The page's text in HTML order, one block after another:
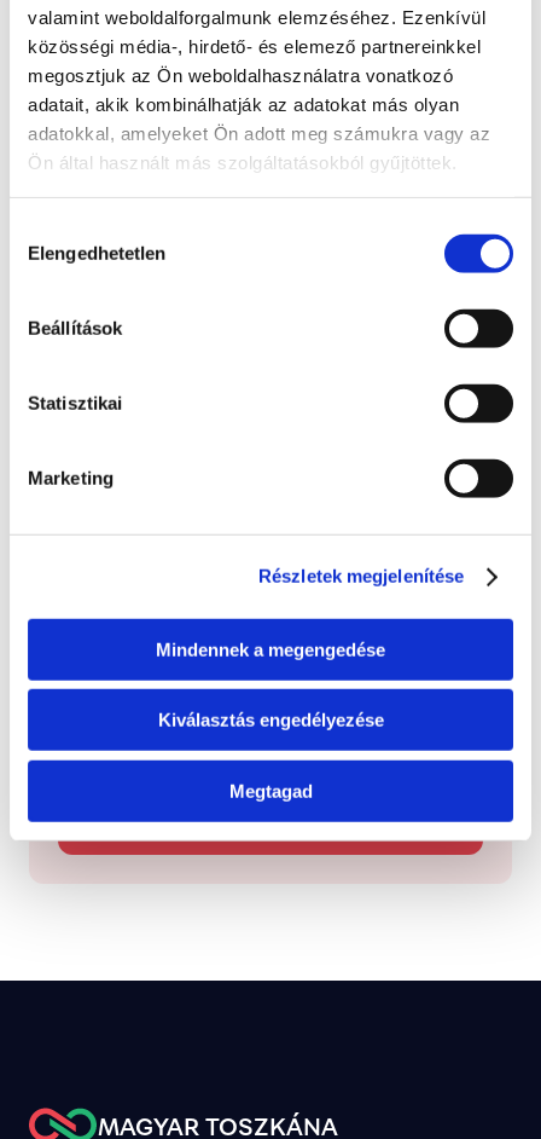
valamint weboldalforgalmunk elemzéséhez. Ezenkívül
közösségi média-, hirdető- és elemező partnereinkkel
megosztjuk az Ön weboldalhasználatra vonatkozó
adatait, akik kombinálhatják az adatokat más olyan
adatokkal, amelyeket Ön adott meg számukra vagy az
Ön által használt más szolgáltatásokból gyűjtöttek.
kiválasztása
Elengedhetetlen
Beállítások
Statisztikai
Marketing
Részletek megjelenítése
Mindennek a megengedése
Kiválasztás engedélyezése
Megtagad
A probléma megoldásához csatolt dokumentum(ok):
Hozzászóláshoz bejelentkezés szükséges
Bejelentkezés után azonnal csatlakozhatsz a
beszélgetéshez.
Bejelentkezés
Időrendi sorrendbe rendezve
Itt láthatod, hogy a bejelentett probléma jelenleg
Bejelentve
Dolgozunk a probléma megoldásán
Jelentsd be
Jelezd nekünk, ha olyan helyi ügyet látsz, amely
figyelmet vagy megoldást igényel.
Új bejelentés
MAGYAR TOSZKÁNA